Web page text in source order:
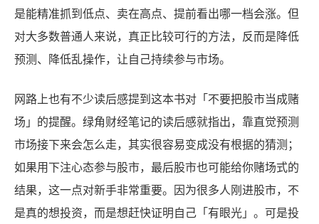
是能精准抓到低点、卖在高点、提前看出哪一档会涨。但
对大多数普通人来说，真正比较可行的方法，反而是降低
预测、降低乱操作，让自己持续参与市场。
网路上也有不少读后感提到这本书对「不要把股市当成赌
场」的提醒。绿角财经笔记的读后感就指出，靠直觉预测
市场接下来会怎么走，其实很容易变成没有根据的猜测；
如果用下注心态参与股市，最后股市也可能给你赌场式的
结果，这一点对新手非常重要。因为很多人刚进股市，不
是真的想投资，而是想赶快证明自己「有眼光」。可是投